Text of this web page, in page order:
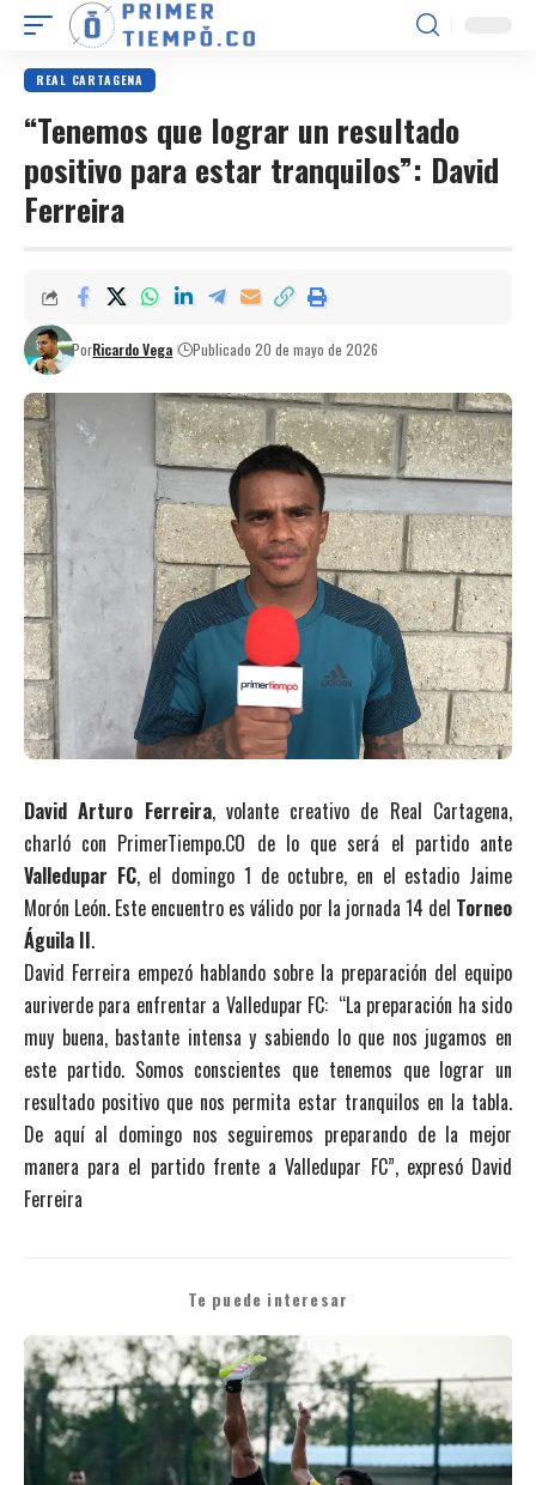
REAL CARTAGENA
“Tenemos que lograr un resultado
positivo para estar tranquilos”: David
Ferreira
PorRicardo Vega Publicado 20 de mayo de 2026
David Arturo Ferreira, volante creativo de Real Cartagena,
charló con PrimerTiempo.CO de lo que será el partido ante
Valledupar FC, el domingo 1 de octubre, en el estadio Jaime
Morón León. Este encuentro es válido por la jornada 14 del Torneo
Águila II.
David Ferreira empezó hablando sobre la preparación del equipo
auriverde para enfrentar a Valledupar FC: “La preparación ha sido
muy buena, bastante intensa y sabiendo lo que nos jugamos en
este partido. Somos conscientes que tenemos que lograr un
resultado positivo que nos permita estar tranquilos en la tabla.
De aquí al domingo nos seguiremos preparando de la mejor
manera para el partido frente a Valledupar FC”, expresó David
Ferreira
Te puede interesar